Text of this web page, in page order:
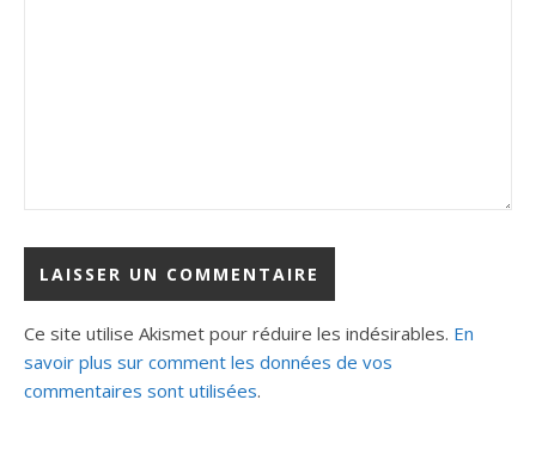
Ce site utilise Akismet pour réduire les indésirables. En
savoir plus sur comment les données de vos
commentaires sont utilisées.